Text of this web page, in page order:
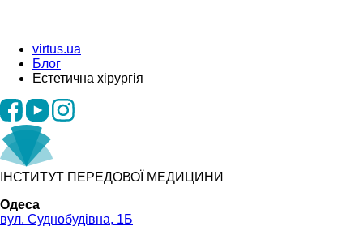
virtus.ua
Блог
Естетична хірургія
ІНСТИТУТ ПЕРЕДОВОЇ МЕДИЦИНИ
Одеса
вул. Суднобудівна, 1Б